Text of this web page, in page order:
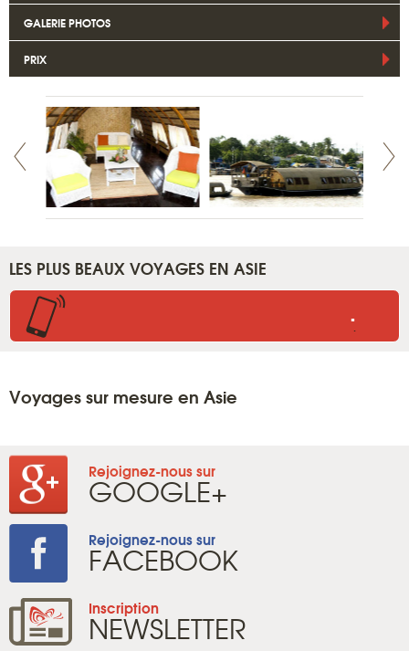
GALERIE PHOTOS
PRIX
LES PLUS BEAUX VOYAGES EN ASIE
..
Voyages sur mesure en Asie
Rejoignez-nous sur
GOOGLE+
Rejoignez-nous sur
FACEBOOK
Inscription
NEWSLETTER